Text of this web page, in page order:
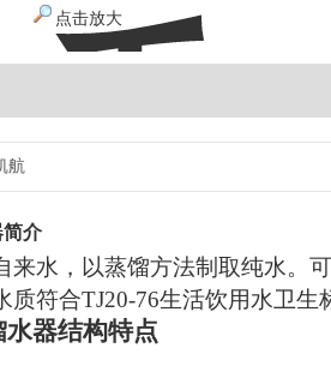
点击放大
航
介
来水，以蒸馏方法制取纯水。
质符合TJ20-76生活饮用水卫生
器结构特点